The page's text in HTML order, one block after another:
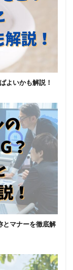
よいかも解説！
とマナーを徹底解